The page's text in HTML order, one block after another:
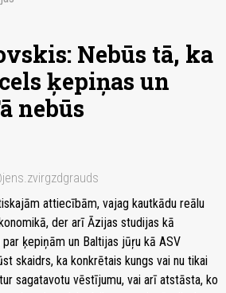
Nebūs tā, ka
ķepiņas un
nebūs
attiecībām, vajag kautkādu reālu
der arī Āzijas studijas kā
ķepiņām un Baltijas jūŗu kā ASV
skaidrs, ka konkrētais kungs vai nu tikai
sagatavotu vēstījumu, vai arī atstāsta, ko